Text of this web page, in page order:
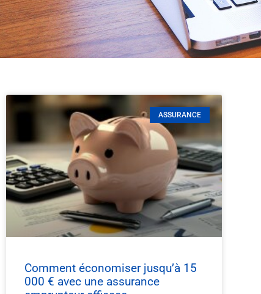
ASSURANCE
Comment économiser jusqu’à 15
000 € avec une assurance